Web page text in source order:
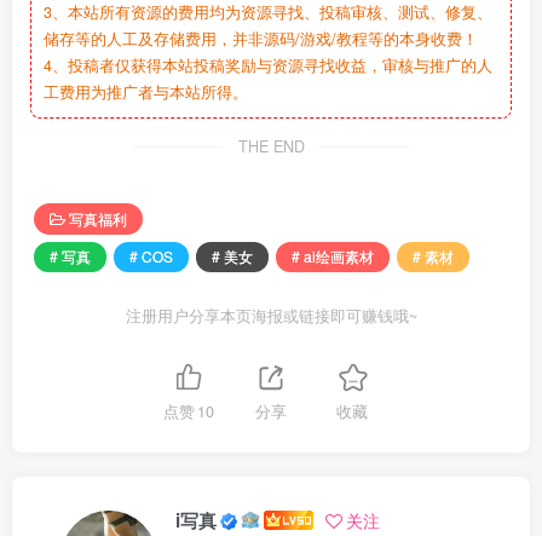
3、本站所有资源的费用均为资源寻找、投稿审核、测试、修复、
储存等的人工及存储费用，并非源码/游戏/教程等的本身收费！
4、投稿者仅获得本站投稿奖励与资源寻找收益，审核与推广的人
工费用为推广者与本站所得。
THE END
写真福利
# 写真
# COS # 美女 # ai绘画素材 # 素材
注册用户分享本页海报或链接即可赚钱哦~
点赞10 分享 收藏
i写真 关注